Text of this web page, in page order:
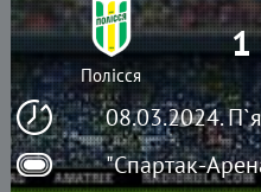
08.03.2024.
"Спартак-
Полісся
1